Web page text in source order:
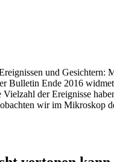
und Gesichtern:
Bulletin Ende 2016
der Ereignisse
wir im Mikroskop